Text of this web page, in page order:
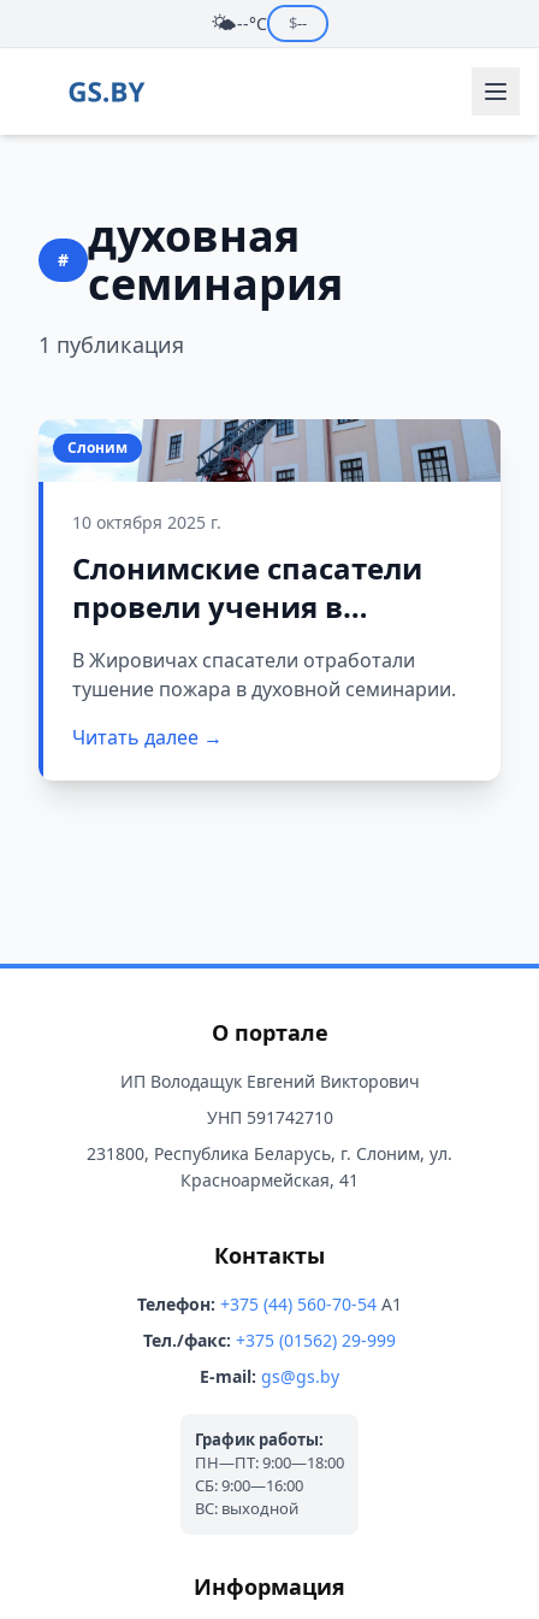
🌤️--°C $--
#
духовная
семинария
1 публикация
Слоним
10 октября 2025 г.
Слонимские спасатели
провели учения в
духовной семинарии
В Жировичах спасатели отработали
тушение пожара в духовной семинарии.
Читать далее →
О портале
ИП Володащук Евгений Викторович
УНП 591742710
231800, Республика Беларусь, г. Слоним, ул.
Красноармейская, 41
Контакты
Телефон: +375 (44) 560-70-54 A1
Тел./факс: +375 (01562) 29-999
E-mail: gs@gs.by
График работы:
ПН—ПТ: 9:00—18:00
СБ: 9:00—16:00
ВС: выходной
Информация